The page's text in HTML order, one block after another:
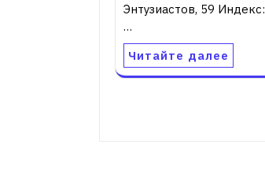
Энтузиастов, 59 Индекс:
…
Читайте далее